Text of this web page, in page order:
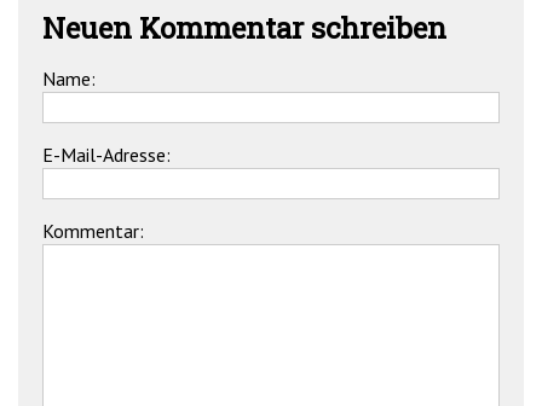
Neuen Kommentar schreiben
Name:
E-Mail-Adresse:
Kommentar: